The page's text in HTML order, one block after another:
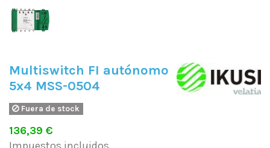
Multiswitch FI autónomo
5x4 MSS-0504
Fuera de stock
136,39 €